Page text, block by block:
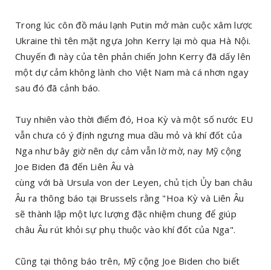
Trong lúc côn đồ máu lạnh Putin mở màn cuộc xâm lược
Ukraine thì tên mặt ngựa John Kerry lại mò qua Hà Nội.
Chuyến đi này của tên phản chiến John Kerry đã dấy lên
một dự cảm không lành cho Việt Nam mà cá nhơn ngay
sau đó đã cảnh báo.
Tuy nhiên vào thời điểm đó, Hoa Kỳ và một số nước EU
vẫn chưa có ý định ngưng mua dầu mỏ và khí đốt của
Nga như bây giờ nên dự cảm vẫn lờ mờ, nay Mỹ cộng
Joe Biden đã đến Liên Âu và
cùng với bà Ursula von der Leyen, chủ tịch Ủy ban châu
Âu ra thông báo tại Brussels rằng "Hoa Kỳ và Liên Âu
sẽ thành lập một lực lượng đặc nhiệm chung để giúp
châu Âu rút khỏi sự phụ thuộc vào khí đốt của Nga".
Cũng tại thông báo trên, Mỹ cộng Joe Biden cho biết